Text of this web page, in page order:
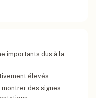
importants dus à la
élevés
des signes